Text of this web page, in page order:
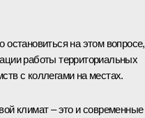
остановиться на этом вопросе,
работы территориальных
с коллегами на местах.
климат – это и современные